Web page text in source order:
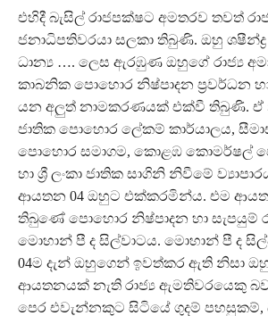
එහිදී බැසිල් රාජපක්ෂට අමතරව තවත්
ජනාධිපතිවරයා සලකා තිබුණි. ඔහු
ධාන්‍ය …. ලෙස ඇරඹුණ ඔහුගේ රාජ්‍ය
කාබනික පොහොර නිෂ්පාදන ප්‍රවර්ධන
යන අලුත් නාමකරණයක් එක්වී තිබුණි.
ජාතික පොහොර ලේකම් කාර්යාලය,
පොහොර සමාගම, කොළඹ කොමර්ෂල්
හා ශ්‍රී ලංකා ජාතික සාගිනි නිවීමේ
ආයතන 04 ඔහුට එක්කරමින්ය. එම
තිබුණේ පොහොර නිෂ්පාදන හා සැපයුම්
මොහාන් පී ද සිල්වාටය. මොහාන් පී ද
04ම දැන් ඔහුගෙන් ඉවත්කර ඇති නිසා ඔහු
ආයතනයක් නැති රාජ්‍ය ඇමතිවරයෙකු
පෙර එවැන්නකුට සිටියේ ගුදම් පහසුකම්,